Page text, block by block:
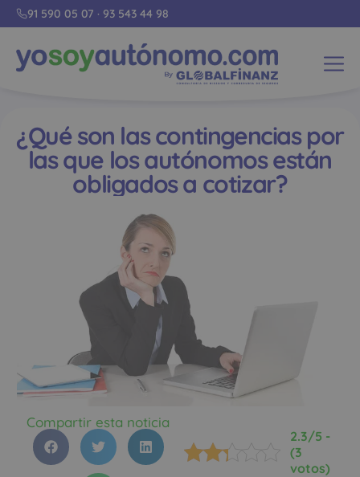
91 590 05 07 · 93 543 44 98
¿Qué son las contingencias por
las que los autónomos están
obligados a cotizar?
Compartir esta noticia
2.3/5 -
(3
votos)